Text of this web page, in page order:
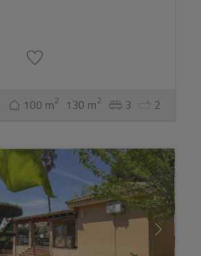
100 m2 130 m2 3 2